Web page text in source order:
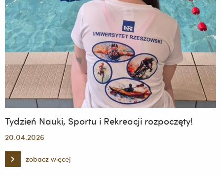
Tydzień Nauki, Sportu i Rekreacji rozpoczęty!
20.04.2026
zobacz więcej
Tydzień
Nauki,